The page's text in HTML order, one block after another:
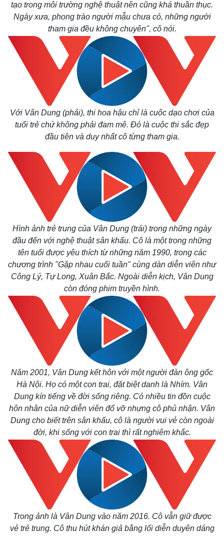
Pháp luật
Vụ án
Tin nóng
Tư vấn luật
Quân sự - Quốc phòng
Việt Nam
Phân tích
tạo trong môi trường nghệ thuật nên cũng khá thuần thục.
Ngày xưa, phong trào người mẫu chưa có, những người
tham gia đều không chuyên", cô nói.
Với Vân Dung (phải), thi hoa hậu chỉ là cuộc dạo chơi của
tuổi trẻ chứ không phải đam mê. Đó là cuộc thi sắc đẹp
đầu tiên và duy nhất cô từng tham gia.
Hình ảnh trẻ trung của Vân Dung (trái) trong những ngày
đầu đến với nghệ thuật sân khấu. Cô là một trong những
tên tuổi được yêu thích từ những năm 1990, trong các
chương trình "Gặp nhau cuối tuần" cùng dàn diễn viên như
Công Lý, Tự Long, Xuân Bắc. Ngoài diễn kịch, Vân Dung
còn đóng phim truyền hình.
Năm 2001, Vân Dung kết hôn với một người đàn ông gốc
Hà Nội. Họ có một con trai, đặt biệt danh là Nhím. Vân
Dung kín tiếng về đời sống riêng. Có nhiều tin đồn cuộc
hôn nhân của nữ diễn viên đổ vỡ nhưng cô phủ nhận. Vân
Dung cho biết trên sân khấu, cô là người vui vẻ còn ngoài
đời, khi sống với con trai thì rất nghiêm khắc.
Trong ảnh là Vân Dung vào năm 2016. Cô vẫn giữ được
vẻ trẻ trung. Cô thu hút khán giả bằng lối diễn duyên dáng